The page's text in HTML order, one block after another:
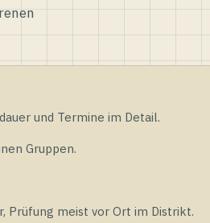
und Termine im Detail.
Gruppen.
Prüfung meist vor Ort im Distrikt.